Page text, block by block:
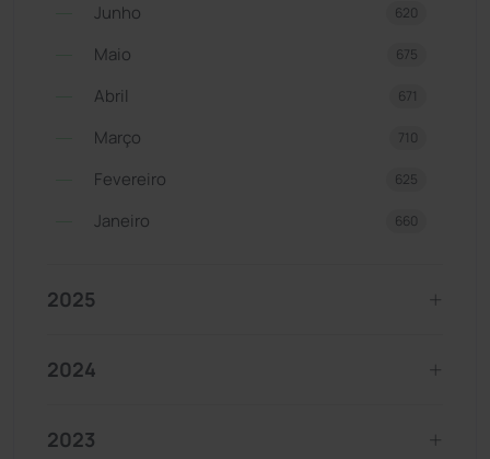
Junho 620
Maio 675
Abril 671
Março 710
Fevereiro 625
Janeiro 660
2025
2024
2023